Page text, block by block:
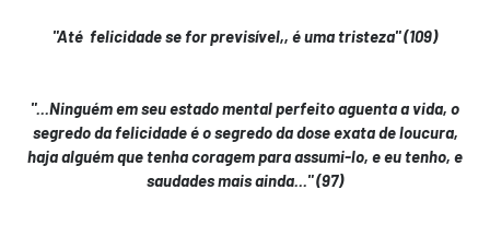
"Até felicidade se for previsível,, é uma tristeza" (109)
"...Ninguém em seu estado mental perfeito aguenta a vida, o
segredo da felicidade é o segredo da dose exata de loucura,
haja alguém que tenha coragem para assumi-lo, e eu tenho, e
saudades mais ainda..." (97)